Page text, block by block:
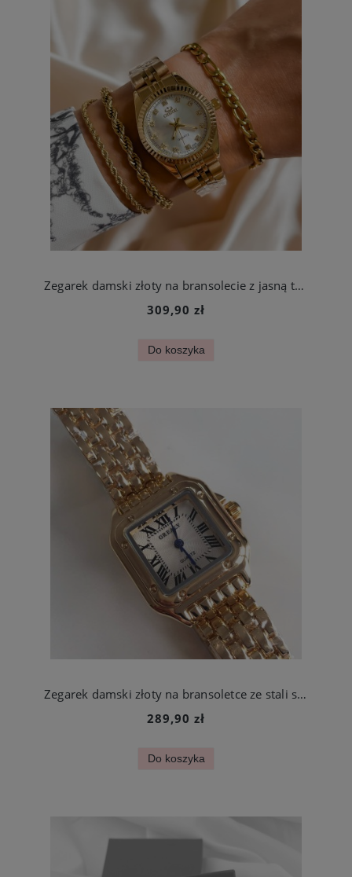
Zegarek damski złoty na bransolecie z jasną tarczą ze stali chirurgicznej
309,90 zł
Do koszyka
Zegarek damski złoty na bransoletce ze stali szlachetnej
289,90 zł
Do koszyka